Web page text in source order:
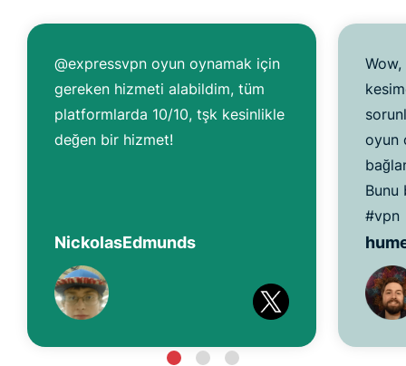
@expressvpn oyun oynamak için
gereken hizmeti alabildim, tüm
platformlarda 10/10, tşk kesinlikle
değen bir hizmet!
NickolasEdmunds
Wow,
oyun
Bunu
#vpn